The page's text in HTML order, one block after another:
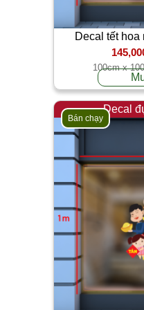
Decal tết hoa
100cm x
Decal
Bán chạy